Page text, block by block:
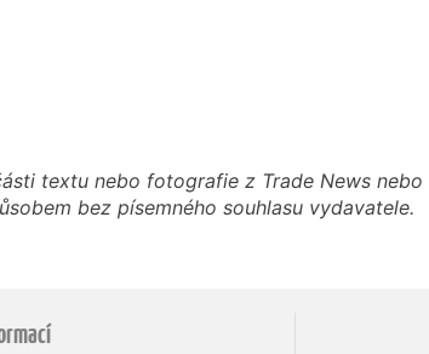
textu nebo fotografie z Trade News nebo
bez písemného souhlasu vydavatele.